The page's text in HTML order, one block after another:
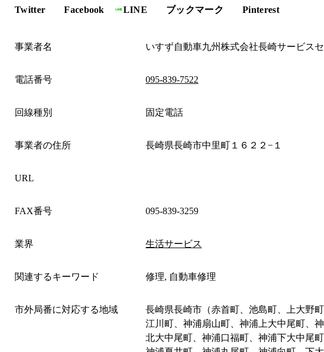
Twitter Facebook LINE ブックマーク Pinterest
事業者名 いすず自動車九州株式会社長崎サービス
電話番号 095-839-7522
回線種別 固定電話
事業者の住所 長崎県長崎市中里町１６２２−１
URL
FAX番号 095-839-3259
業界 生活サービス
関連するキーワード 修理, 自動車修理
市外局番に対応する地域
長崎県長崎市（赤首町、池島町、上大野
江川町、神浦扇山町、神浦上大中尾町、
北大中尾町、神浦口福町、神浦下大中尾町